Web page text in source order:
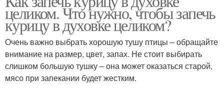
целиком. Что нужно, чтобы запечь
курицу в духовке целиком?
Очень важно выбрать хорошую тушу птицы – обращайте
внимание на размер, цвет, запах. Не стоит выбирать
слишком большую тушку – она может оказаться старой,
мясо при запекании будет жестким.